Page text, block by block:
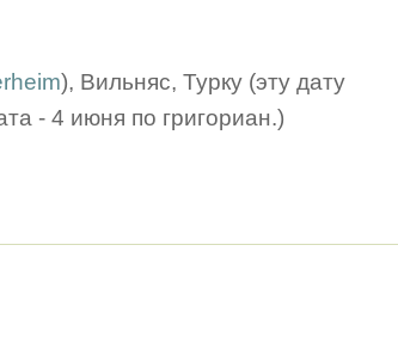
), Вильняс, Турку (эту дату
- 4 июня по григориан.)